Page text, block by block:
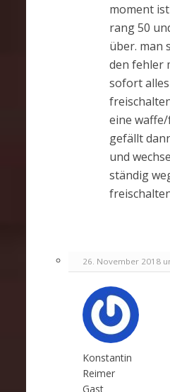
moment
rang 50
über. man
den fehler
sofort
eine
gefällt
und
ständig
26. November 2018
Konstantin
Reimer
Gast